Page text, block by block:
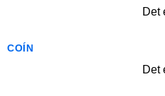
Det
COÍN
Det